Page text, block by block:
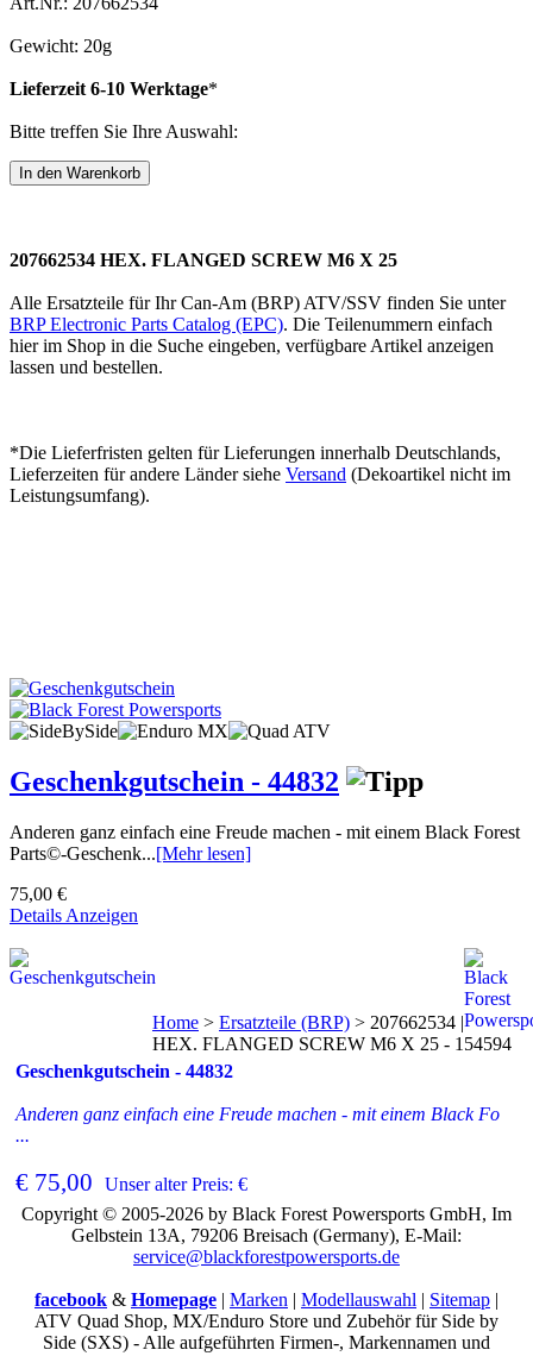
Gewicht: 20g
Lieferzeit 6-10 Werktage*
Bitte treffen Sie Ihre Auswahl:
207662534 HEX. FLANGED SCREW M6 X 25
Alle Ersatzteile für Ihr Can-Am (BRP) ATV/SSV finden Sie unter
BRP Electronic Parts Catalog (EPC). Die Teilenummern einfach
hier im Shop in die Suche eingeben, verfügbare Artikel anzeigen
lassen und bestellen.
*Die Lieferfristen gelten für Lieferungen innerhalb Deutschlands,
Lieferzeiten für andere Länder siehe Versand (Dekoartikel nicht im
Leistungsumfang).
Geschenkgutschein - 44832
Anderen ganz einfach eine Freude machen - mit einem Black Forest
Parts©-Geschenk...[Mehr lesen]
75,00 €
Details Anzeigen
Geschenkgutschein - 44832
Anderen ganz einfach eine Freude machen - mit einem Black Fo
...
€ 75,00 Unser alter Preis: €
Home > Ersatzteile (BRP) > 207662534 |
HEX. FLANGED SCREW M6 X 25 - 154594
Copyright © 2005-2026 by Black Forest Powersports GmbH, Im
Gelbstein 13A, 79206 Breisach (Germany), E-Mail:
service@blackforestpowersports.de
facebook & Homepage | Marken | Modellauswahl | Sitemap |
ATV Quad Shop, MX/Enduro Store und Zubehör für Side by
Side (SXS) - Alle aufgeführten Firmen-, Markennamen und